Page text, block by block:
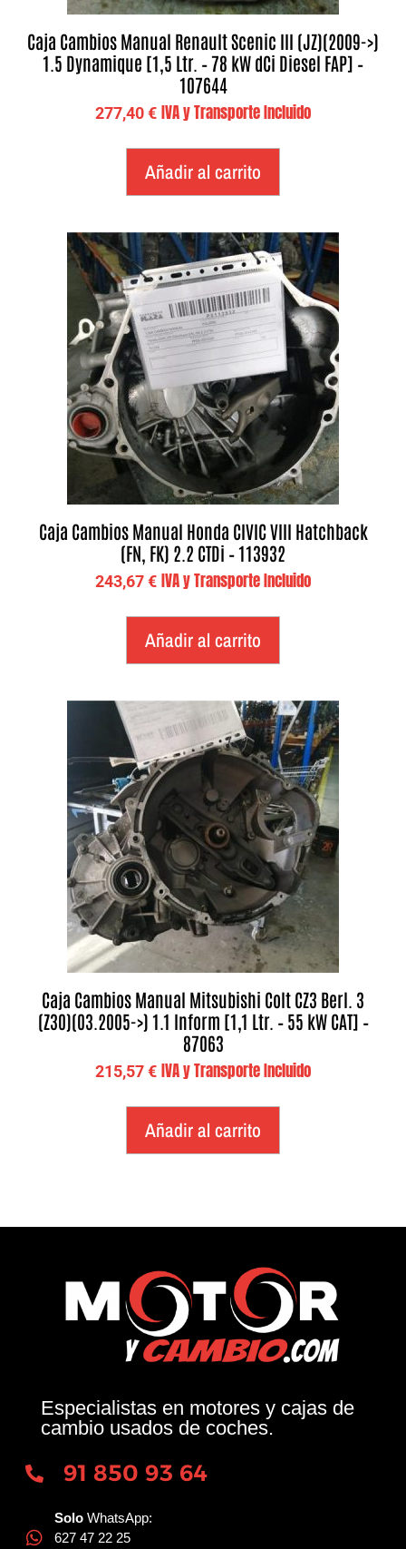
Caja Cambios Manual Renault Scenic III (JZ)(2009->)
1.5 Dynamique [1,5 Ltr. – 78 kW dCi Diesel FAP] –
107644
277,40€ IVA y Transporte Incluido
Añadir al carrito
Caja Cambios Manual Honda CIVIC VIII Hatchback
(FN, FK) 2.2 CTDi – 113932
243,67€ IVA y Transporte Incluido
Añadir al carrito
Caja Cambios Manual Mitsubishi Colt CZ3 Berl. 3
(Z30)(03.2005->) 1.1 Inform [1,1 Ltr. – 55 kW CAT] –
87063
215,57€ IVA y Transporte Incluido
Añadir al carrito
Especialistas en motores y cajas de
cambio usados de coches.
91 850 93 64
Solo WhatsApp:
627 47 22 25